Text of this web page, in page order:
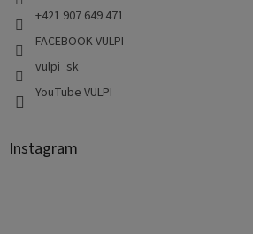
+421 907 649 471
FACEBOOK VULPI
vulpi_sk
YouTube VULPI
Instagram